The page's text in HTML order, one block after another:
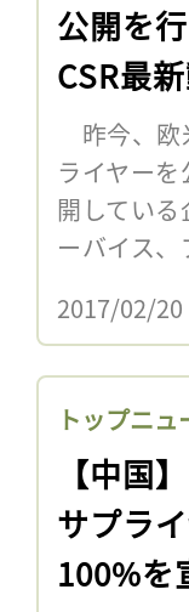
公開を
CSR最
昨今、欧
ライヤー
開してい
ーバイス
2017/02/20
トップニュ
【中国
サプラ
100%を